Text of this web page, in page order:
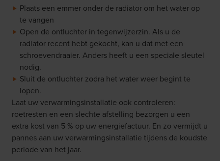
Plaats een emmer onder de radiator om het water op
te vangen
Open de ontluchter in tegenwijzerzin. Als u de
radiator recent hebt gekocht, kan u dat met een
schroevendraaier. Anders heeft u een speciale sleutel
nodig.
Sluit de ontluchter zodra het water weer begint te
lopen.
Laat uw verwarmingsinstallatie ook controleren:
roetresten en een slechte afstelling bezorgen u een
extra kost van 5 % op uw energiefactuur. En zo vermijdt u
pannes aan uw verwarmingsinstallatie tijdens de koudste
periode van het jaar.